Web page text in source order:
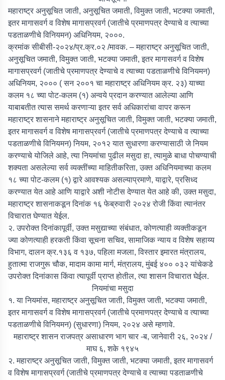
महाराष्ट्र अनुसूचित जाती, अनुसूचित जमाती, विमुक्त जाती, भटक्या जमाती,
इतर मागासवर्ग व विशेष मागासप्रवर्ग (जातीचे प्रमाणपत्र देण्याचे व त्याच्या
पडताळणीचे विनियमन) अधिनियम, २०००.
क्रमांक सीबीसी-२०२४/प्र.क्र.०२ /मावक. – महाराष्ट्र अनुसूचित जाती,
अनुसूचित जमाती, विमुक्त जाती, भटक्या जमाती, इतर मागासवर्ग व विशेष
मागासप्रवर्ग (जातीचे प्रमाणपत्र देण्याचे व त्याच्या पडताळणीचे विनियमन)
अधिनियम, २००० ( सन २००१ चा महाराष्ट्र अधिनियम क्र. २३) याच्या
कलम १८ च्या पोट-कलम (१) अन्वये प्रदान करण्यात आलेल्या आणि
याबाबतीत त्यास समर्थ करणाऱ्या इतर सर्व अधिकारांचा वापर करून
महाराष्ट्र शासनाने महाराष्ट्र अनुसूचित जाती, विमुक्त जाती, भटक्या जमाती,
इतर मागासवर्ग व विशेष मागासप्रवर्ग (जातीचे प्रमाणपत्र देण्याचे व त्याच्या
पडताळणीचे विनियमन) नियम, २०१२ यात सुधारणा करण्यासाठी जे नियम
करण्याचे योजिले आहे, त्या नियमांचा पुढील मसुदा हा, त्यामुळे बाधा पोचण्याची
शक्यता असलेल्या सर्व व्यक्तींच्या माहितीकरिता, उक्त अधिनियमाच्या कलम
१८ च्या पोट-कलम (१) द्वारे आवश्यक असल्याप्रमाणे, याद्वारे, प्रसिध्द
करण्यात येत आहे आणि याद्वारे अशी नोटीस देण्यात येत आहे की, उक्त मसुदा,
महाराष्ट्र शासनाकडूनदिनांक १६ फेब्रुवारी २०२४ रोजी किंवा त्यानंतर
विचारात घेण्यात येईल.
२. उपरोक्त दिनांकापूर्वी, उक्त मसुद्याच्या संबंधात, कोणत्याही व्यक्तीकडून
ज्या कोणत्याही हरकती किंवा सूचना सचिव, सामाजिक न्याय व विशेष सहाय्य
विभाग, दालन क्र.१३६ व १३७, पहिला मजला, विस्तार इमारत मंत्रालय,
हुतात्मा राजगुरू चौक, मादाम कामा मार्ग, मंत्रालय, मुंबई ४०० ०३२ यांचेकडे
उपरोक्त दिनांकास किंवा त्यापूर्वी प्राप्त होतील, त्या शासन विचारात घेईल.
नियमांचा मसुदा
१. या नियमांस, महाराष्ट्र अनुसूचित जाती, विमुक्त जाती, भटक्या जमाती,
इतर मागासवर्ग व विशेष मागासप्रवर्ग (जातीचे प्रमाणपत्र देण्याचे व त्याच्या
पडताळणीचे विनियमन) (सुधारणा) नियम, २०२४ असे म्हणावे.
महाराष्ट्र शासन राजपत्र असाधारण भाग चार -ब, जानेवारी २६, २०२४ /
माघ ६, शके १९४५
२. महाराष्ट्र अनुसूचित जाती, विमुक्त जाती, भटक्या जमाती, इतर मागासवर्ग
व विशेष मागासप्रवर्ग (जातीचे प्रमाणपत्र देण्याचे व त्याच्या पडताळणीचे